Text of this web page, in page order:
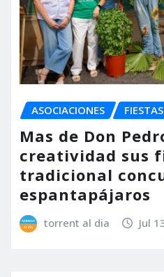
ASOCIACIONES FIESTAS
Mas de Don
creatividad sus
tradicional
espantapájaros
torrent al dia Jul